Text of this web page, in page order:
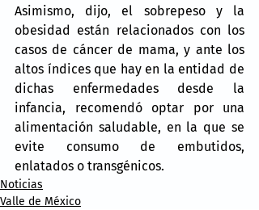
Asimismo, dijo, el sobrepeso y la
obesidad están relacionados con los
casos de cáncer de mama, y ante los
altos índices que hay en la entidad de
dichas enfermedades desde la
infancia, recomendó optar por una
alimentación saludable, en la que se
evite consumo de embutidos,
enlatados o transgénicos.
Noticias
Valle de México